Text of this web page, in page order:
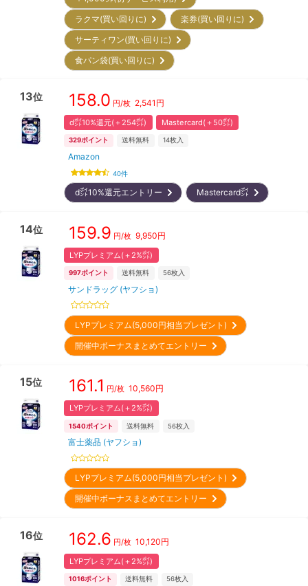
ラクマ(買い回りに)
楽券(買い回りに)
サーティワン(買い回りに)
食パン袋(買い回りに)
13位 158.0 円/枚 2,541 円
d㌽10%還元(＋254㌽) Mastercard(＋50㌽)
329ポイント 送料無料 14枚入
Amazon
40件
d㌽10%還元エントリー Mastercard㌽
14位 159.9 円/枚 9,950円
LYPプレミアム(＋2%㌽)
997ポイント 送料無料 56枚入
サンドラッグ (ヤフショ)
LYPプレミアム(5,000円相当プレゼント)
開催中ボーナスまとめてエントリー
15位 161.1 円/枚 10,560円
LYPプレミアム(＋2%㌽)
1540ポイント 送料無料 56枚入
富士薬品 (ヤフショ)
LYPプレミアム(5,000円相当プレゼント)
開催中ボーナスまとめてエントリー
16位 162.6 円/枚 10,120円
LYPプレミアム(＋2%㌽)
1016ポイント 送料無料 56枚入